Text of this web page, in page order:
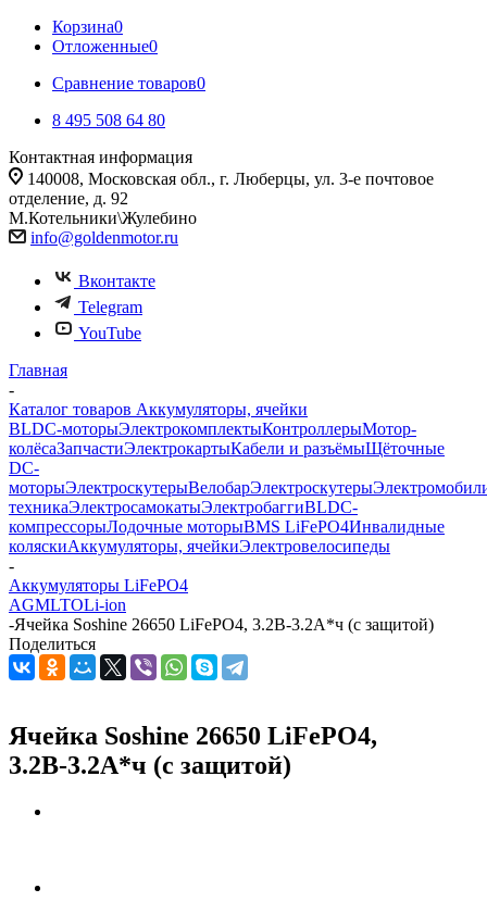
Корзина0
Отложенные0
Сравнение товаров0
8 495 508 64 80
Контактная информация
140008, Московская обл., г. Люберцы, ул. 3-е почтовое
отделение, д. 92
М.Котельники\Жулебино
info@goldenmotor.ru
Вконтакте
Telegram
YouTube
Главная
-
Каталог товаров Аккумуляторы, ячейки
BLDC-моторыЭлектрокомплектыКонтроллерыМотор-
колёсаЗапчастиЭлектрокартыКабели и разъёмыЩёточные
DC-
моторыЭлектроскутерыВелобарЭлектроскутеры
техникаЭлектросамокатыЭлектробаггиBLDC-
компрессорыЛодочные моторыBMS LiFePO4Инвалидные
коляскиАккумуляторы, ячейкиЭлектровелосипеды
-
Аккумуляторы LiFePO4
AGMLTOLi-ion
-Ячейка Soshine 26650 LiFePO4, 3.2В-3.2А*ч (с защитой)
Поделиться
Ячейка Soshine 26650 LiFePO4,
3.2В-3.2А*ч (с защитой)